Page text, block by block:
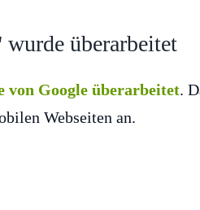
überarbeitet
von Google überarbeitet.
Webseiten an.